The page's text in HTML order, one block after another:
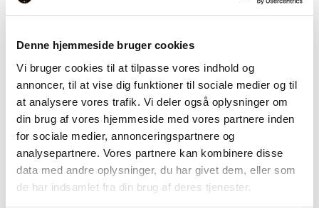
Denne hjemmeside bruger cookies
Vi bruger cookies til at tilpasse vores indhold og
annoncer, til at vise dig funktioner til sociale medier og til
at analysere vores trafik. Vi deler også oplysninger om
din brug af vores hjemmeside med vores partnere inden
for sociale medier, annonceringspartnere og
analysepartnere. Vores partnere kan kombinere disse
data med andre oplysninger, du har givet dem, eller som
de har indsamlet fra din brug af deres tjenester.
Nordthy Favorit mix - 170 gram
170 gram
Nordthy Salt Mix - 170 gram
27,95kr.
4 STK.